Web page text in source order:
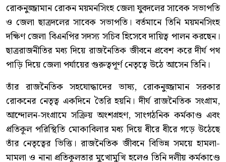
রোকনুজ্জামান রোকন ময়মনসিংহ জেলা যুবদলের সাবেক সভাপতি
ও জেলা ছাত্রদলের সাবেক সভাপতি। বর্তমানে তিনি ময়মনসিংহ
দক্ষিণ জেলা বিএনপির সদস্য সচিব হিসেবে দায়িত্ব পালন করছেন।
ছাত্ররাজনীতির মধ্য দিয়ে রাজনৈতিক জীবনে প্রবেশ করে দীর্ঘ পথ
পাড়ি দিয়ে জেলা পর্যায়ের গুরুত্বপূর্ণ নেতৃত্বে উঠে আসেন তিনি।
তাঁর রাজনৈতিক সহযোদ্ধাদের ভাষ্য, রোকনুজ্জামান সরকার
রোকনের নেতৃত্ব একদিনে তৈরি হয়নি। দীর্ঘ রাজনৈতিক সংগ্রাম,
আন্দোলন-সংগ্রামে সক্রিয় অংশগ্রহণ, সাংগঠনিক কর্মকাণ্ড এবং
প্রতিকূল পরিস্থিতি মোকাবিলার মধ্য দিয়ে ধীরে ধীরে গড়ে উঠেছে
তাঁর নেতৃত্বের ভিত্তি। রাজনৈতিক জীবনে বিভিন্ন সময়ে হামলা-
মামলা ও নানা প্রতিকূলতার মুখোমুখি হলেও তিনি দলীয় কর্মকাণ্ডে